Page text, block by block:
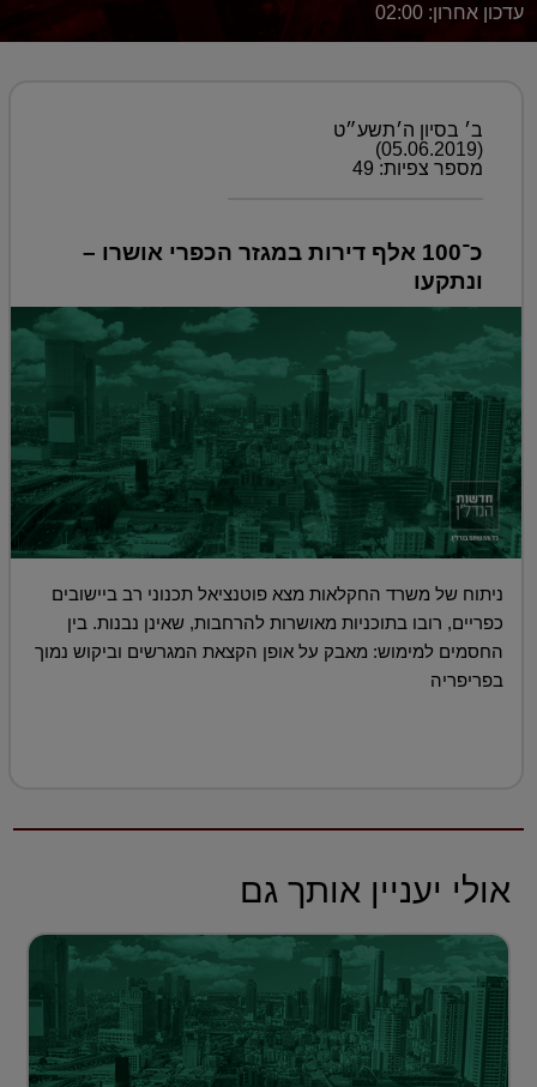
עדכון אחרון: 02:00
ב׳ בסיון ה׳תשע״ט
(05.06.2019)
מספר צפיות: 49
כ־100 אלף דירות במגזר הכפרי אושרו –
ונתקעו
ניתוח של משרד החקלאות מצא פוטנציאל תכנוני רב ביישובים
כפריים, רובו בתוכניות מאושרות להרחבות, שאינן נבנות. בין
החסמים למימוש: מאבק על אופן הקצאת המגרשים וביקוש נמוך
בפריפריה
אולי יעניין אותך גם